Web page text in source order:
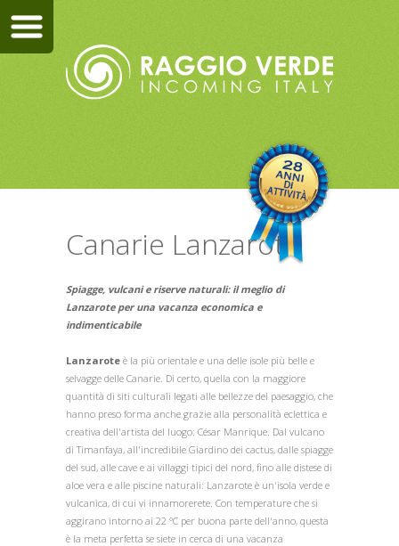
Canarie Lanzarote
Spiagge, vulcani e riserve naturali: il meglio di
Lanzarote per una vacanza economica e
indimenticabile
Lanzarote è la più orientale e una delle isole più belle e
selvagge delle Canarie. Di certo, quella con la maggiore
quantità di siti culturali legati alle bellezze del paesaggio, che
hanno preso forma anche grazie alla personalità eclettica e
creativa dell'artista del luogo: César Manrique. Dal vulcano
di Timanfaya, all'incredibile Giardino dei cactus, dalle spiagge
del sud, alle cave e ai villaggi tipici del nord, fino alle distese di
aloe vera e alle piscine naturali: Lanzarote è un'isola verde e
vulcanica, di cui vi innamorerete. Con temperature che si
aggirano intorno ai 22 °C per buona parte dell'anno, questa
è la meta perfetta se siete in cerca di una vacanza